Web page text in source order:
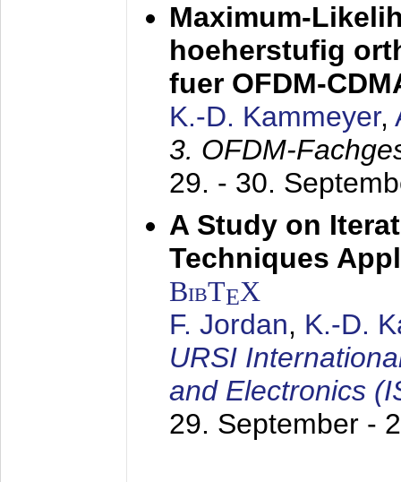
Maximum-
hoeherstufig
fuer OFDM-
K.-D. Kammeyer,
3. OFDM-
29. - 30.
A Study on
Techniques
BibTEX
F. Jordan, K.-D.
URSI
and Electronics
29. September -